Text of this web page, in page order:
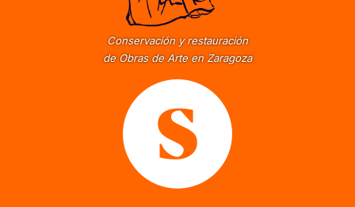
Conservación y restauración
de Obras de Arte en Zaragoza